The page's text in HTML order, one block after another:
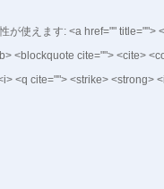
が使えます: <a href="" title="">
<blockquote cite=""> <cite>
<q cite=""> <strike> <strong>